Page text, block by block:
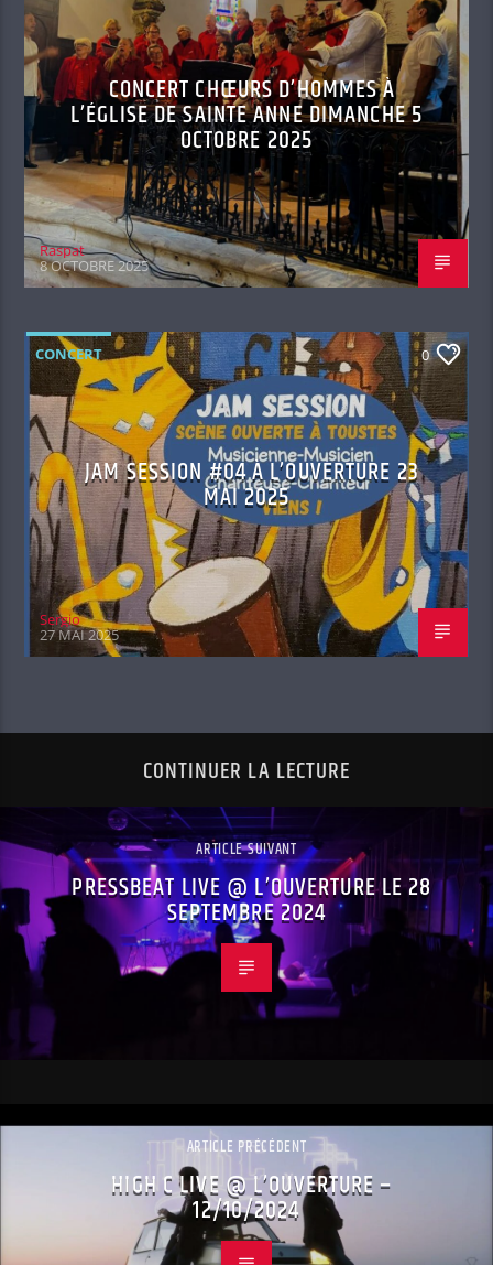
CONCERT CHŒURS D’HOMMES À
L’ÉGLISE DE SAINTE ANNE DIMANCHE 5
OCTOBRE 2025
Raspat
8 OCTOBRE 2025
CONCERT 0
JAM SESSION #04 À L’OUVERTURE 23
MAI 2025
Sergio
27 MAI 2025
CONTINUER LA LECTURE
ARTICLE SUIVANT
PRESSBEAT LIVE @ L’OUVERTURE LE 28
SEPTEMBRE 2024
ARTICLE PRÉCÉDENT
HIGH C LIVE @ L’OUVERTURE –
12/10/2024